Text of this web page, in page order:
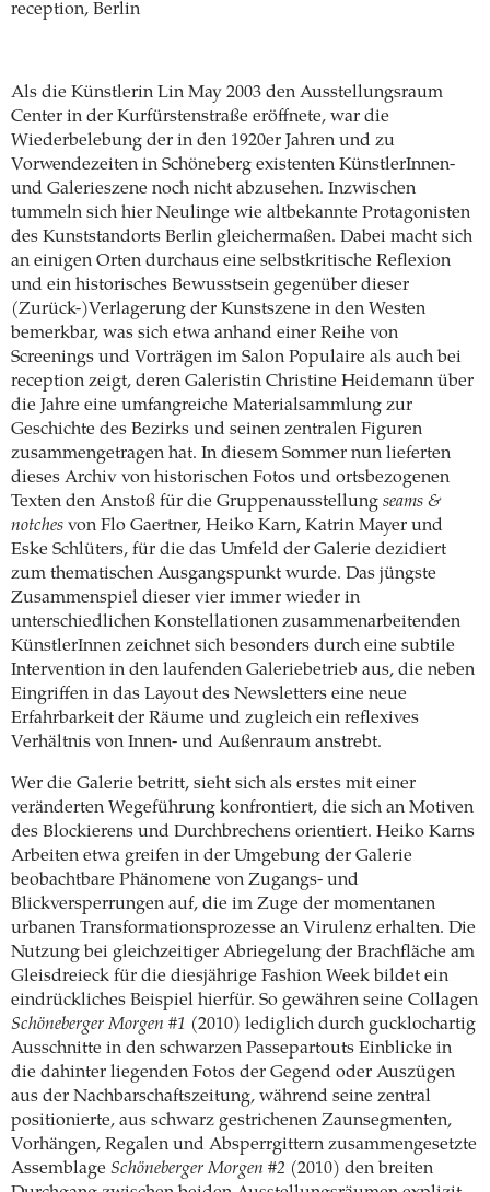
reception, Berlin
Als die Künstlerin Lin May 2003 den Ausstellungsraum
Center in der Kurfürstenstraße eröffnete, war die
Wiederbelebung der in den 1920er Jahren und zu
Vorwendezeiten in Schöneberg existenten KünstlerInnen-
und Galerieszene noch nicht abzusehen. Inzwischen
tummeln sich hier Neulinge wie altbekannte Protagonisten
des Kunststandorts Berlin gleichermaßen. Dabei macht sich
an einigen Orten durchaus eine selbstkritische Reflexion
und ein historisches Bewusstsein gegenüber dieser
(Zurück-)Verlagerung der Kunstszene in den Westen
bemerkbar, was sich etwa anhand einer Reihe von
Screenings und Vorträgen im Salon Populaire als auch bei
reception zeigt, deren Galeristin Christine Heidemann über
die Jahre eine umfangreiche Materialsammlung zur
Geschichte des Bezirks und seinen zentralen Figuren
zusammengetragen hat. In diesem Sommer nun lieferten
dieses Archiv von historischen Fotos und ortsbezogenen
Texten den Anstoß für die Gruppenausstellung seams &
notches von Flo Gaertner, Heiko Karn, Katrin Mayer und
Eske Schlüters, für die das Umfeld der Galerie dezidiert
zum thematischen Ausgangspunkt wurde. Das jüngste
Zusammenspiel dieser vier immer wieder in
unterschiedlichen Konstellationen zusammenarbeitenden
KünstlerInnen zeichnet sich besonders durch eine subtile
Intervention in den laufenden Galeriebetrieb aus, die neben
Eingriffen in das Layout des Newsletters eine neue
Erfahrbarkeit der Räume und zugleich ein reflexives
Verhältnis von Innen- und Außenraum anstrebt.
Wer die Galerie betritt, sieht sich als erstes mit einer
veränderten Wegeführung konfrontiert, die sich an Motiven
des Blockierens und Durchbrechens orientiert. Heiko Karns
Arbeiten etwa greifen in der Umgebung der Galerie
beobachtbare Phänomene von Zugangs- und
Blickversperrungen auf, die im Zuge der momentanen
urbanen Transformationsprozesse an Virulenz erhalten. Die
Nutzung bei gleichzeitiger Abriegelung der Brachfläche am
Gleisdreieck für die diesjährige Fashion Week bildet ein
eindrückliches Beispiel hierfür. So gewähren seine Collagen
Schöneberger Morgen #1 (2010) lediglich durch gucklochartig
Ausschnitte in den schwarzen Passepartouts Einblicke in
die dahinter liegenden Fotos der Gegend oder Auszügen
aus der Nachbarschaftszeitung, während seine zentral
positionierte, aus schwarz gestrichenen Zaunsegmenten,
Vorhängen, Regalen und Absperrgittern zusammengesetzte
Assemblage Schöneberger Morgen #2 (2010) den breiten